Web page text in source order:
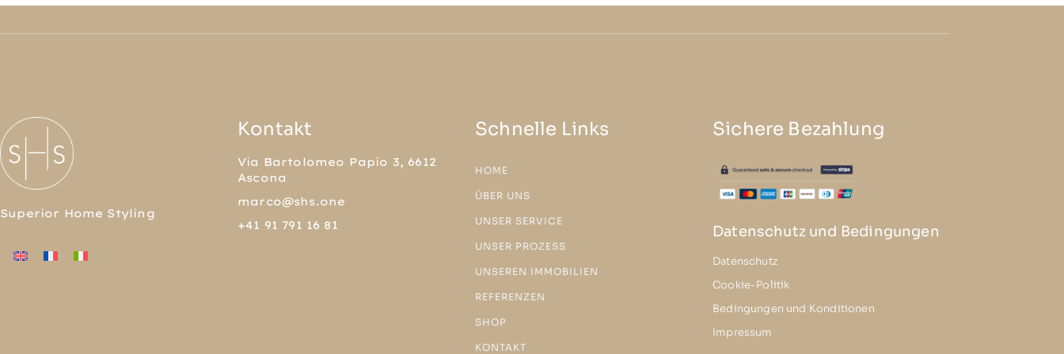
Superior Home Styling
Kontakt
Via Bartolomeo Papio 3, 6612
Ascona
marco@shs.one
+41 91 791 16 81
Schnelle Links
HOME
ÜBER UNS
UNSER SERVICE
UNSER PROZESS
UNSEREN IMMOBILIEN
REFERENZEN
SHOP
KONTAKT
Sichere Bezahlung
Datenschutz und Bedingungen
Datenschutz
Cookie-Politik
Bedingungen und Konditionen
Impressum